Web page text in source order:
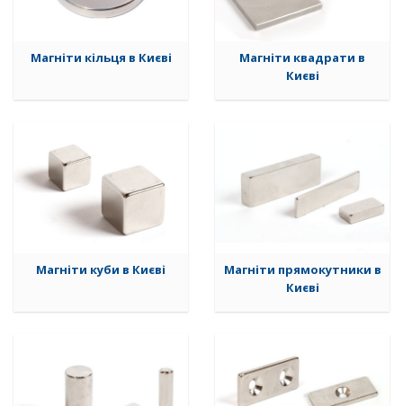
Магніти кільця в Києві
Магніти квадрати в
Києві
Магніти куби в Києві
Магніти прямокутники в
Києві